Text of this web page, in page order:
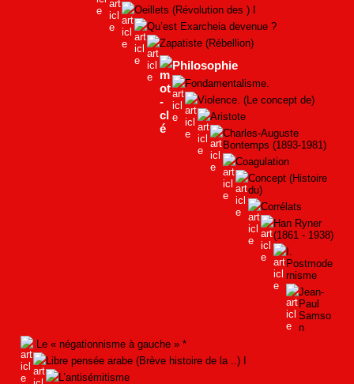
Oeillets (Révolution des ) I
Qu’est Exarcheia devenue ?
Zapatiste (Rébellion)
Philosophie
Fondamentalisme.
Violence. (Le concept de)
Aristote
Charles-Auguste
Bontemps (1893-1981)
Coagulation
Concept (Histoire
du)
Corrélats
Han Ryner
(1861 - 1938)
Postmode
rnisme
Jean-
Paul
Samso
n
Le « négationnisme à gauche » *
Libre pensée arabe (Brève histoire de la ..) I
L’antisémitisme